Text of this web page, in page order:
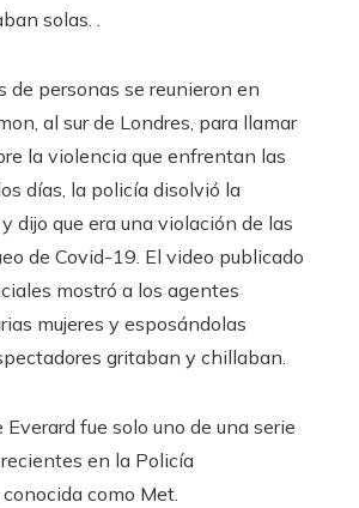
solas. .
de personas se reunieron en
al sur de Londres, para llamar
la violencia que enfrentan las
días, la policía disolvió la
dijo que era una violación de las
de Covid-19. El video publicado
mostró a los agentes
mujeres y esposándolas
gritaban y chillaban.
Everard fue solo uno de una serie
en la Policía
como Met.